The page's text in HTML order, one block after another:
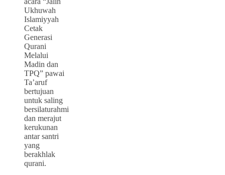
Ukhuwah
Islamiyyah
Cetak
Generasi
Qurani
Melalui
Madin dan
TPQ” pawai
Ta’aruf
bertujuan
untuk saling
bersilaturahmi
dan merajut
kerukunan
antar santri
yang
berakhlak
qurani.